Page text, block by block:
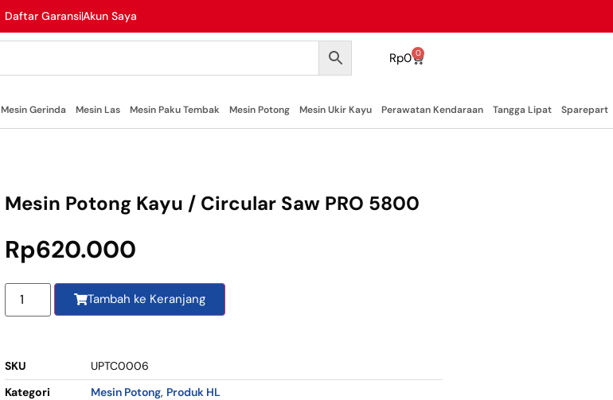
Daftar GaransiAkun Saya
Rp0 0
Mesin Gerinda Mesin Las Mesin Paku Tembak Mesin Potong Mesin Ukir Kayu Perawatan Kendaraan Tangga Lipat Sparepart
Mesin Potong Kayu / Circular Saw PRO 5800
Rp620.000
Tambah ke Keranjang
SKU
UPTC0006
Kategori
Mesin Potong, Produk HL